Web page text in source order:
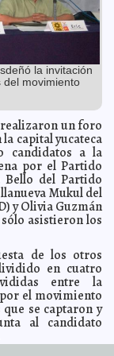
de guerra A7
A7
el arrecife de
Mauricio Vila
de J. Fortuny Loret de
la diabetes
de rumba en la
a delegados estar
con 50% de
en colonias:
plantas diuréticas A7
la próxima
que ya se está
la invitación
del movimiento
un foro
capital yucateca
candidatos a la
por el Partido
Bello del Partido
Mukul del
y Olivia Guzmán
asistieron los
de los otros
en cuatro
entre la
el movimiento
que se captaron y
al candidato